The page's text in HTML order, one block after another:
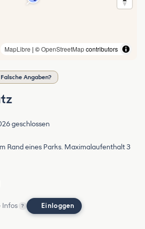
MapLibre | ©OpenStreetMapcontributors
Falsche Angaben?
geschlossen
Rand eines Parks. Maximalaufenthalt 3
Infos ? Einloggen